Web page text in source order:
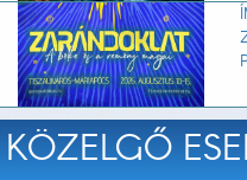
KÖZELGŐ